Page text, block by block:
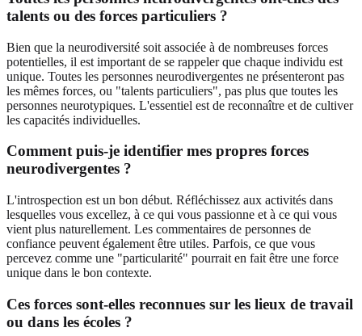
talents ou des forces particuliers ?
Bien que la neurodiversité soit associée à de nombreuses forces
potentielles, il est important de se rappeler que chaque individu est
unique. Toutes les personnes neurodivergentes ne présenteront pas
les mêmes forces, ou "talents particuliers", pas plus que toutes les
personnes neurotypiques. L'essentiel est de reconnaître et de cultiver
les capacités individuelles.
Comment puis-je identifier mes propres forces
neurodivergentes ?
L'introspection est un bon début. Réfléchissez aux activités dans
lesquelles vous excellez, à ce qui vous passionne et à ce qui vous
vient plus naturellement. Les commentaires de personnes de
confiance peuvent également être utiles. Parfois, ce que vous
percevez comme une "particularité" pourrait en fait être une force
unique dans le bon contexte.
Ces forces sont-elles reconnues sur les lieux de travail
ou dans les écoles ?